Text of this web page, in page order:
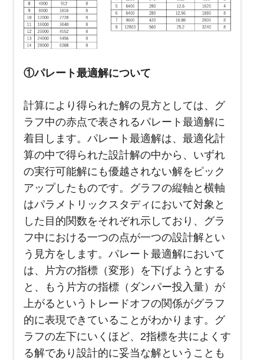
①パレート最適解について
計算により得られた解の見方としては、グ
ラフ中の赤点で表されるパレート最適解に
着目します。パレート最適解は、最適化計
算の中で得られた設計解の中から、いずれ
の実行可能解にも優越されない解をピック
アップしたものです。グラフの縦軸と横軸
はパラメトリックスタディにおいて対象と
した目的関数をそれぞれ示しており、グラ
フ中における一つの点が一つの設計解とい
う見方をします。パレート最適解において
は、片方の指標（変形）を下げようとする
と、もう片方の指標（ダンパー投入量）が
上がるというトレードオフの関係がグラフ
的に表現できていることがわかります。グ
ラフの左下にいくほど、2指標を共によくす
る解であり設計的に妥当な解ということも